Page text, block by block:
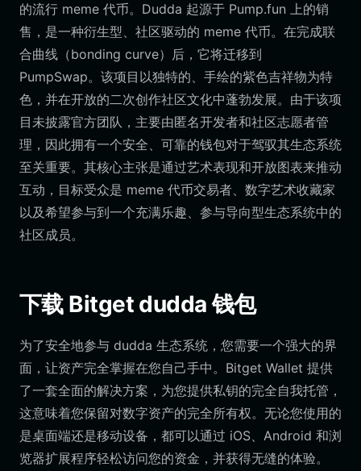
的流行 meme 代币。Dudda 起源于 Pump.fun 上的销
售，是一种衍生型、社区驱动的 meme 代币。在完成联
合曲线（bonding curve）后，它将迁移到
PumpSwap。该项目以独特的、手绘的紫色吉祥物为特
色，并在开放的二次创作社区文化中蓬勃发展。由于该项
目未披露官方团队，主要由匿名开发者和社区志愿者管
理，因此拥有一个安全、可靠的钱包对于驾驭其生态系统
至关重要。其核心主张是通过艺术表现和开放图表来推动
互动，目标受众是 meme 代币交易者、数字艺术收藏家
以及希望参与到一个充满乐趣、参与导向型生态系统中的
社区成员。
下载 Bitget dudda 钱包
为了安全地参与 dudda 生态系统，您需要一个强大的界
面，让资产完全掌握在您自己手中。Bitget Wallet 提供
了一套全面的解决方案，为您提供私钥的完全自我托管，
这意味着您保留对数字资产的完全所有权。无论您使用的
是桌面端还是移动设备，都可以通过 iOS、Android 和浏
览器扩展程序轻松访问您的资金，并获得无缝的体验。